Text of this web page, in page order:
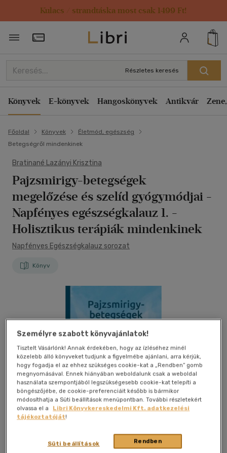
Kulacs / strandtáska most csak 1499 Ft!
Törzsvásárlói Kártya adatai
Részletes keresés
Könyvek E-könyvek Hangoskönyvek Antikvár
Főoldal Könyvek
Életmód, egészség
Betegségről mindenkinek
Bratinané Lazányi Krisztina
Pajzsmirigy-betegségek
megelőzése és szelíd gyógymódjai -
Napfényes egészségkalauz 1. -
Holisztikus terápiák mindenkinek
Napfényes Egészségkalauz sorozat
Könyv
Személyre szabott könyvajánlatok!
Tisztelt Vásárlónk! Annak érdekében, hogy az ízléséhez minél
közelebb álló könyveket tudjunk a figyelmébe ajánlani, arra kérjük,
hogy fogadja el az ehhez szükséges cookie-kat a „Rendben” gomb
megnyomásával. Ennek hiányában weboldalunk csak a weboldal
használata szempontjából legszükségesebb cookie-kat telepíti a
böngészőjébe, de cookie-preferenciáit később is bármikor
módosíthatja a Süti beállítások menüpontban. További részletekért
olvassa el a
Libri Könyvkereskedelmi Kft. adatkezelési
tájékoztatóját!
Rendben
Süti beállítások